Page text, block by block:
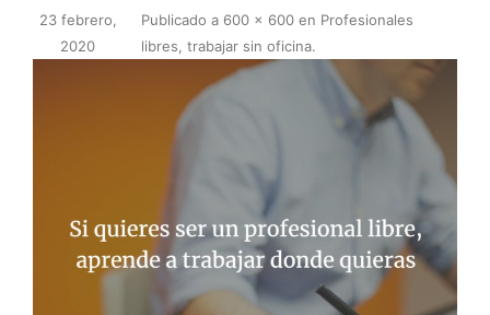
Publicado
23 febrero,
2020
a 600 × 600 en Profesionales
libres, trabajar sin oficina.